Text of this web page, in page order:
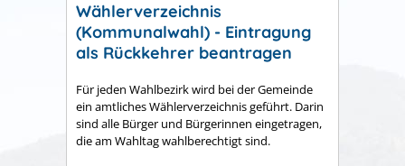
Wählerverzeichnis
(Kommunalwahl) - Eintragung
als Rückkehrer beantragen
Für jeden Wahlbezirk wird bei der Gemeinde
ein amtliches Wählerverzeichnis geführt. Darin
sind alle Bürger und Bürgerinnen eingetragen,
die am Wahltag wahlberechtigt sind.